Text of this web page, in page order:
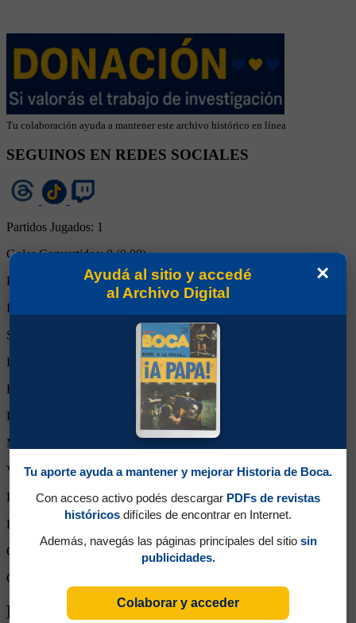
Tu colaboración ayuda a mantener este archivo histórico en línea
SEGUINOS EN REDES SOCIALES
Partidos Jugados: 1
Goles Convertidos:0 (0.00)
Partidos de titular:1
Ingresos desde el banco:
Suplente:
Partidos completos:
Expulsiones:
Partidos reemplazado:
Minutos Disputados:
Victorias:1
Empates:0
Derrotas:
Goles de Boca:
Goles rivales:
Biografía de Pablo Martín Ledesma
×
Ayudá al sitio y accedé
al Archivo Digital
Tu aporte ayuda a mantener y mejorar Historia de Boca.
Con acceso activo podés descargar PDFs de revistas
históricos difíciles de encontrar en Internet.
Además, navegás las páginas principales del sitio sin
publicidades.
Colaborar y acceder